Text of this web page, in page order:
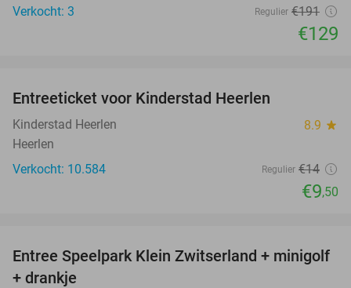
Verkocht: 3
Regulier €191
€129
Entreeticket voor Kinderstad Heerlen
Kinderstad Heerlen 8.9 star
Heerlen
Verkocht: 10.584
Regulier €14
€9,50
38%
Entree Speelpark Klein Zwitserland + minigolf
+ drankje